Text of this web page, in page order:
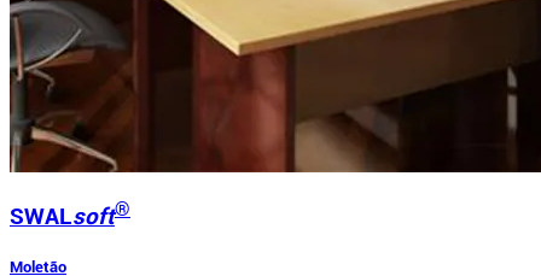
SWALsoft®
Moletão